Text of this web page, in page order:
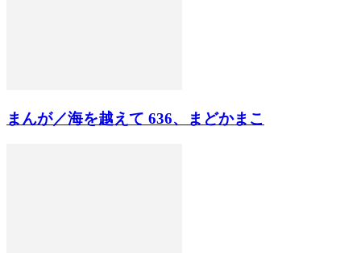
まんが／海を越えて 636、まどかまこ